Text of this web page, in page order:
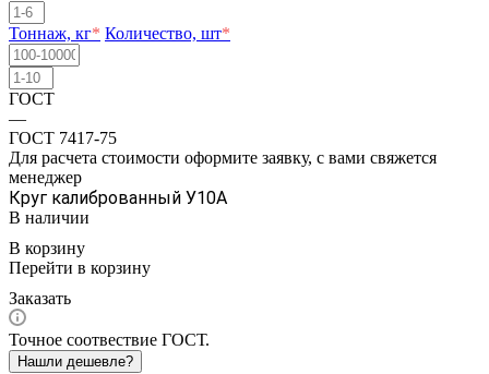
Тоннаж, кг* Количество, шт*
ГОСТ
—
ГОСТ 7417-75
Для расчета стоимости оформите заявку, с вами свяжется
менеджер
Круг калиброванный У10А
В наличии
В корзину
Перейти в корзину
Заказать
Точное соотвествие ГОСТ.
Нашли дешевле?